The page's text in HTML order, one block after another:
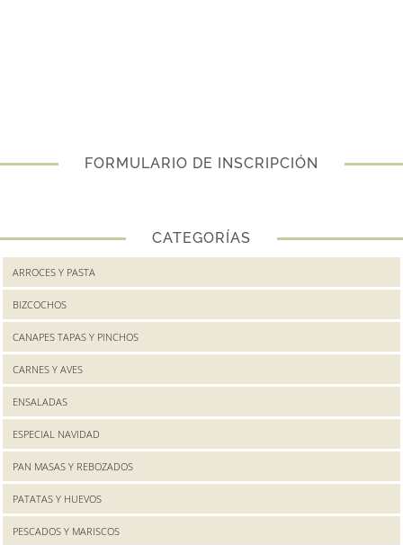
FORMULARIO DE INSCRIPCIÓN
CATEGORÍAS
ARROCES Y PASTA
BIZCOCHOS
CANAPES TAPAS Y PINCHOS
CARNES Y AVES
ENSALADAS
ESPECIAL NAVIDAD
PAN MASAS Y REBOZADOS
PATATAS Y HUEVOS
PESCADOS Y MARISCOS